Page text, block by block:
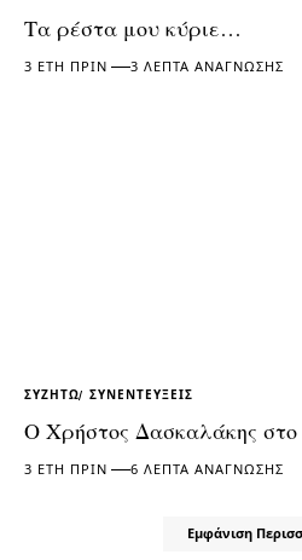
Τα ρέστα μου κύριε…
3 ΈΤΗ ΠΡΙΝ 3 ΛΕΠΤΆ ΑΝΆΓΝΩΣΗΣ
ΣΥΖΗΤΏ ΣΥΝΕΝΤΕΎΞΕΙΣ
Ο Χρήστος Δασκαλάκης
3 ΈΤΗ ΠΡΙΝ 6 ΛΕΠΤΆ ΑΝΆΓΝΩΣΗΣ
Εμφάνιση